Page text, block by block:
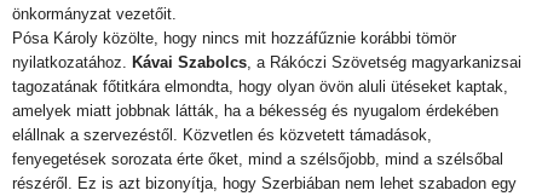
önkormányzat vezetőit.
Pósa Károly közölte, hogy nincs mit hozzáfűznie korábbi tömör
nyilatkozatához.
Kávai Szabolcs , a Rákóczi Szövetség magyarkanizsai
tagozatának főtitkára elmondta, hogy olyan övön aluli ütéseket kaptak,
amelyek miatt jobbnak látták, ha a békesség és nyugalom érdekében
elállnak a szervezéstől. Közvetlen és közvetett támadások,
fenyegetések sorozata érte őket, mind a szélsőjobb, mind a szélsőbal
részéről. Ez is azt bizonyítja, hogy Szerbiában nem lehet szabadon egy